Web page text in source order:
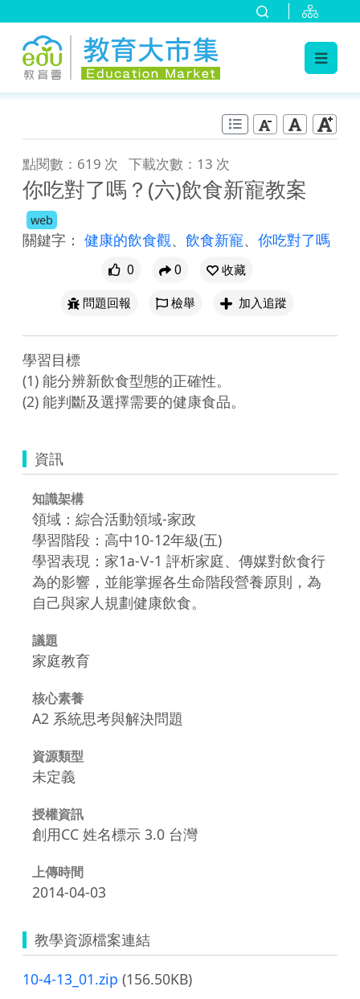
點閱數：619 次 下載次數：13 次
你吃對了嗎？(六)飲食新寵教案
web
關鍵字： 健康的飲食觀、 飲食新寵、 你吃對了嗎
0 0
收藏
問題回報
檢舉 加入追蹤
學習目標
(1) 能分辨新飲食型態的正確性。
(2) 能判斷及選擇需要的健康食品。
資訊
知識架構
領域：綜合活動領域-家政
學習階段：高中10-12年級(五)
學習表現：家1a-Ⅴ-1 評析家庭、傳媒對飲食行
為的影響，並能掌握各生命階段營養原則，為
自己與家人規劃健康飲食。
議題
家庭教育
核心素養
A2 系統思考與解決問題
資源類型
未定義
授權資訊
創用CC 姓名標示 3.0 台灣
上傳時間
2014-04-03
教學資源檔案連結
10-4-13_01.zip (156.50KB)